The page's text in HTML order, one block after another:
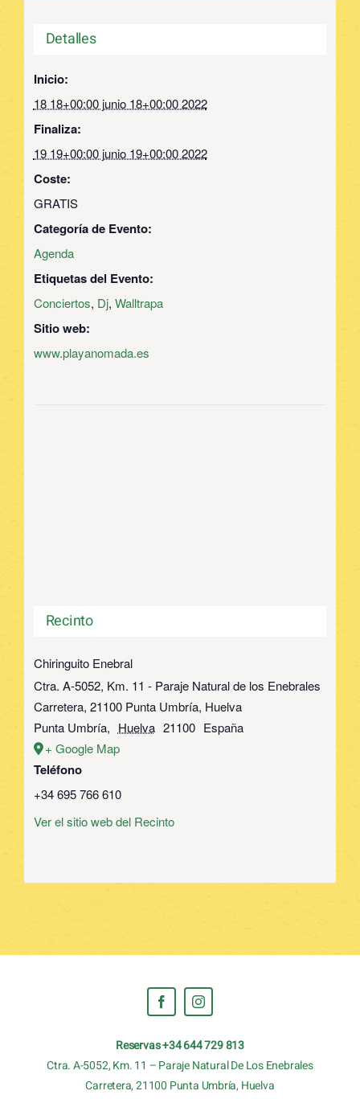
Detalles
Inicio:
18 18+00:00 junio 18+00:00 2022
Finaliza:
19 19+00:00 junio 19+00:00 2022
Coste:
GRATIS
Categoría de Evento:
Agenda
Etiquetas del Evento:
Conciertos, Dj, Walltrapa
Sitio web:
www.playanomada.es
Recinto
Chiringuito Enebral
Ctra. A-5052, Km. 11 - Paraje Natural de los Enebrales
Carretera, 21100 Punta Umbría, Huelva
Punta Umbría, Huelva 21100 España
+ Google Map
Teléfono
+34 695 766 610
Ver el sitio web del Recinto
Reservas +34 644 729 813
Ctra. A-5052, Km. 11 – Paraje Natural De Los Enebrales
Carretera, 21100 Punta Umbría, Huelva